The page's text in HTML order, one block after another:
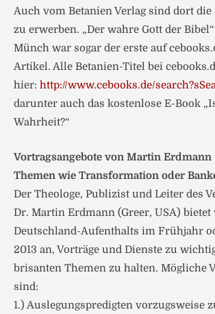
Auch vom Betanien Verlag sind dort die
zu erwerben. „Der wahre Gott der
Münch war sogar der erste auf
Artikel. Alle Betanien-Titel bei
hier: http://www.cebooks.de/
darunter auch das kostenlose E-Book
Wahrheit?“
Vortragsangebote von Martin
Themen wie Transformation oder
Der Theologe, Publizist und Leiter des
Dr. Martin Erdmann (Greer, USA) bietet
Deutschland-Aufenthalts im Frühjahr
2013 an, Vorträge und Dienste zu
brisanten Themen zu halten. Mögliche
sind:
1.) Auslegungspredigten vorzugsweise